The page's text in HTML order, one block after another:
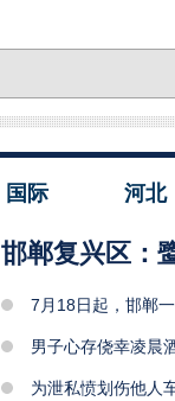
国际 河北
邯郸复兴区：
7月18日起，邯郸
男子心存侥幸凌晨
为泄私愤划伤他人